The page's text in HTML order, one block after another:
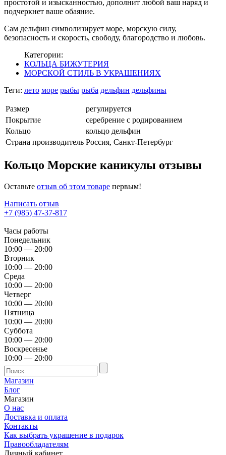
простотой и изысканностью, дополнит любой ваш наряд и
подчеркнет ваше обаяние.
Сам дельфин символизирует море, морскую силу,
безопасность и скорость, свободу, благородство и любовь.
Категории:
КОЛЬЦА БИЖУТЕРИЯ
МОРСКОЙ СТИЛЬ В УКРАШЕНИЯХ
Теги: лето море рыбы рыба дельфин дельфины
Размер
регулируется
Покрытие
серебрение с родированием
Кольцо
кольцо дельфин
Страна производитель Россия, Санкт-Петербург
Кольцо Морские каникулы отзывы
Оставьте отзыв об этом товаре первым!
Написать отзыв
+7 (985) 47-37-817
Часы работы
Понедельник
10:00 — 20:00
Вторник
10:00 — 20:00
Среда
10:00 — 20:00
Четверг
10:00 — 20:00
Пятница
10:00 — 20:00
Суббота
10:00 — 20:00
Воскресенье
10:00 — 20:00
Магазин
Блог
Магазин
О нас
Доставка и оплата
Контакты
Как выбрать украшение в подарок
Правообладателям
Личный кабинет